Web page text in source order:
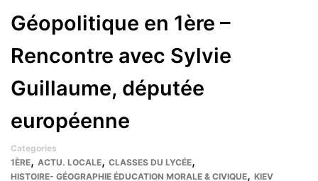
Géopolitique en 1ère –
Rencontre avec Sylvie
Guillaume, députée
européenne
Categories
1ÈRE, ACTU. LOCALE, CLASSES DU LYCÉE,
HISTOIRE- GÉOGRAPHIE ÉDUCATION MORALE & CIVIQUE, KIEV